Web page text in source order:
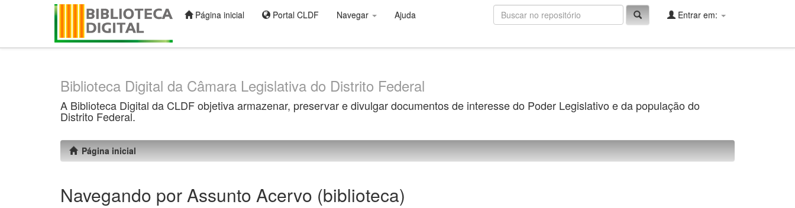
Página inicial Portal CLDF Navegar Ajuda Entrar em:
Biblioteca Digital da Câmara Legislativa do Distrito Federal
A Biblioteca Digital da CLDF objetiva armazenar, preservar e divulgar documentos de interesse do Poder Legislativo e da população do
Distrito Federal.
Página inicial
Navegando por Assunto Acervo (biblioteca)